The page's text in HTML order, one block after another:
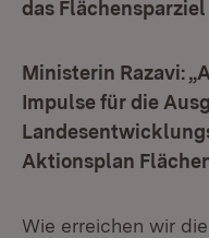
das
Ministerin Razavi:
Impulse für die
Aktionsplan
Wie erreichen wir